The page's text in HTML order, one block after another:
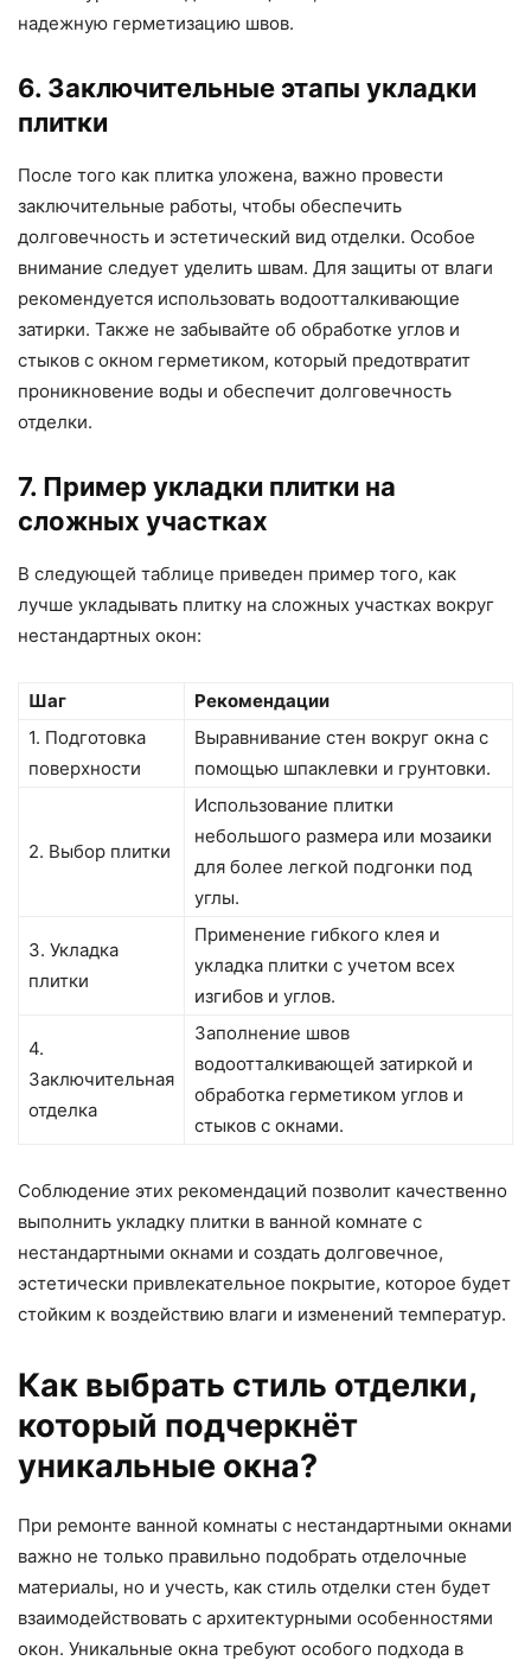
надежную герметизацию швов.
6. Заключительные этапы укладки
плитки
После того как плитка уложена, важно провести
заключительные работы, чтобы обеспечить
долговечность и эстетический вид отделки. Особое
внимание следует уделить швам. Для защиты от влаги
рекомендуется использовать водоотталкивающие
затирки. Также не забывайте об обработке углов и
стыков с окном герметиком, который предотвратит
проникновение воды и обеспечит долговечность
отделки.
7. Пример укладки плитки на
сложных участках
В следующей таблице приведен пример того, как
лучше укладывать плитку на сложных участках вокруг
нестандартных окон:
Шаг
Рекомендации
1. Подготовка
поверхности
Выравнивание стен вокруг окна с
помощью шпаклевки и грунтовки.
2. Выбор плитки
Использование плитки
небольшого размера или мозаики
для более легкой подгонки под
углы.
3. Укладка
плитки
Применение гибкого клея и
укладка плитки с учетом всех
изгибов и углов.
4.
Заключительная
отделка
Заполнение швов
водоотталкивающей затиркой и
обработка герметиком углов и
стыков с окнами.
Соблюдение этих рекомендаций позволит качественно
выполнить укладку плитки в ванной комнате с
нестандартными окнами и создать долговечное,
эстетически привлекательное покрытие, которое будет
стойким к воздействию влаги и изменений температур.
Как выбрать стиль отделки,
который подчеркнёт
уникальные окна?
При ремонте ванной комнаты с нестандартными окнами
важно не только правильно подобрать отделочные
материалы, но и учесть, как стиль отделки стен будет
взаимодействовать с архитектурными особенностями
окон. Уникальные окна требуют особого подхода в